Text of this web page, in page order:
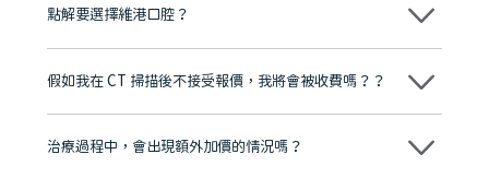
點解要選擇維港口腔？
維港口腔踐行「醫道濟世」的大學校訓，各分院匯聚來自香港、內地的
牌」、「2025香港企業領袖品牌」，是諾貝爾種植系統全球放心植牙中
至今已服務超過三十個國家和地區的顧客，受到粵港澳大灣區及周邊城
市市民極高的口碑評價及信任推薦 珠海、深圳設有八大分院，香港亦設
有咨詢及服務保障中心，有任何問題都可以隨時預約免費咨詢，讓人十
假如我在 CT 掃描後不接受報價，我將會被收費嗎？？
不會！只要未開始實際服務之前，你不會被收取任何費用。
治療過程中，會出現額外加價的情況嗎？